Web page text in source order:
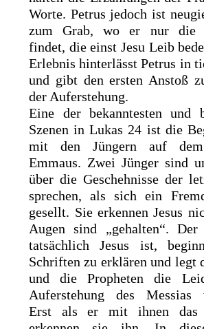
Worte. Petrus jedoch ist
zum Grab, wo er nur die
findet, die einst Jesu Leib
Erlebnis hinterlässt Petrus in
und gibt den ersten Anstoß
der Auferstehung.
Eine der bekanntesten und
Szenen in Lukas 24 ist die
mit den Jüngern auf
Emmaus. Zwei Jünger sind
über die Geschehnisse der
sprechen, als sich ein
gesellt. Sie erkennen Jesus
Augen sind „gehalten“.
tatsächlich Jesus ist,
Schriften zu erklären und legt
und die Propheten die
Auferstehung des Messias
Erst als er mit ihnen das